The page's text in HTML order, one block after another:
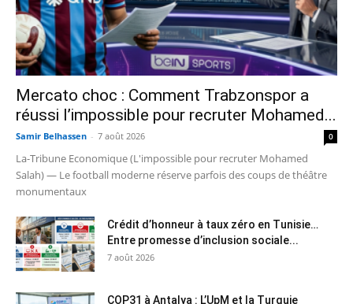
Mercato choc : Comment Trabzonspor a
réussi l’impossible pour recruter Mohamed...
Samir Belhassen - 7 août 2026 0
La-Tribune Economique (L'impossible pour recruter Mohamed
Salah) — Le football moderne réserve parfois des coups de théâtre
monumentaux
Crédit d’honneur à taux zéro en Tunisie…
Entre promesse d’inclusion sociale...
7 août 2026
COP31 à Antalya : L’UpM et la Turquie